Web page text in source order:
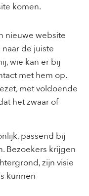
komen.
nieuwe website
de juiste
wie kan er bij
met hem op.
met voldoende
het zwaar of
passend bij
Bezoekers krijgen
zijn visie
kunnen